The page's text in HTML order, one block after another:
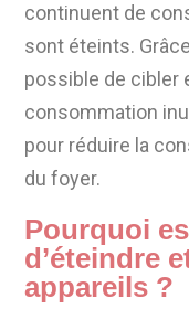
continuent de
sont éteints.
possible de cibler
consommation
pour réduire la
du foyer.
Pourquoi
d’éteindre
appareils ?